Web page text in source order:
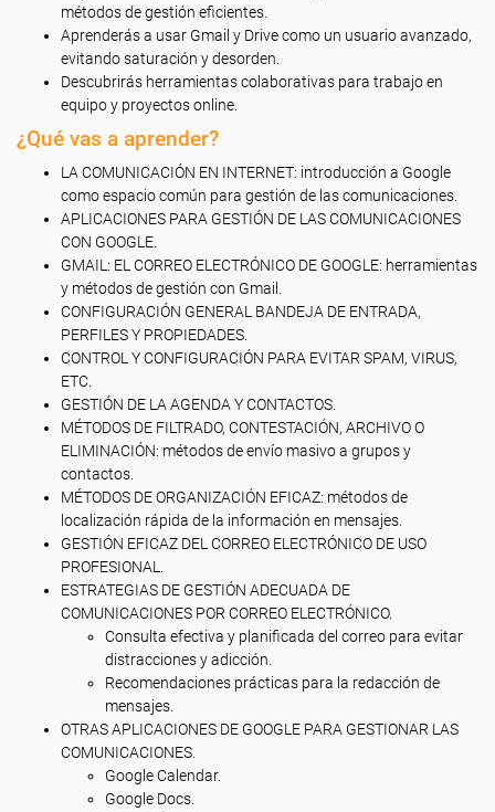
métodos de gestión eficientes.
Aprenderás a usar Gmail y Drive como un usuario avanzado,
evitando saturación y desorden.
Descubrirás herramientas colaborativas para trabajo en
equipo y proyectos online.
¿Qué vas a aprender?
LA COMUNICACIÓN EN INTERNET: introducción a Google
como espacio común para gestión de las comunicaciones.
APLICACIONES PARA GESTIÓN DE LAS COMUNICACIONES
CON GOOGLE.
GMAIL: EL CORREO ELECTRÓNICO DE GOOGLE: herramientas
y métodos de gestión con Gmail.
CONFIGURACIÓN GENERAL BANDEJA DE ENTRADA,
PERFILES Y PROPIEDADES.
CONTROL Y CONFIGURACIÓN PARA EVITAR SPAM, VIRUS,
ETC.
GESTIÓN DE LA AGENDA Y CONTACTOS.
MÉTODOS DE FILTRADO, CONTESTACIÓN, ARCHIVO O
ELIMINACIÓN: métodos de envío masivo a grupos y
contactos.
MÉTODOS DE ORGANIZACIÓN EFICAZ: métodos de
localización rápida de la información en mensajes.
GESTIÓN EFICAZ DEL CORREO ELECTRÓNICO DE USO
PROFESIONAL.
ESTRATEGIAS DE GESTIÓN ADECUADA DE
COMUNICACIONES POR CORREO ELECTRÓNICO.
Consulta efectiva y planificada del correo para evitar
distracciones y adicción.
Recomendaciones prácticas para la redacción de
mensajes.
OTRAS APLICACIONES DE GOOGLE PARA GESTIONAR LAS
COMUNICACIONES.
Google Calendar.
Google Docs.